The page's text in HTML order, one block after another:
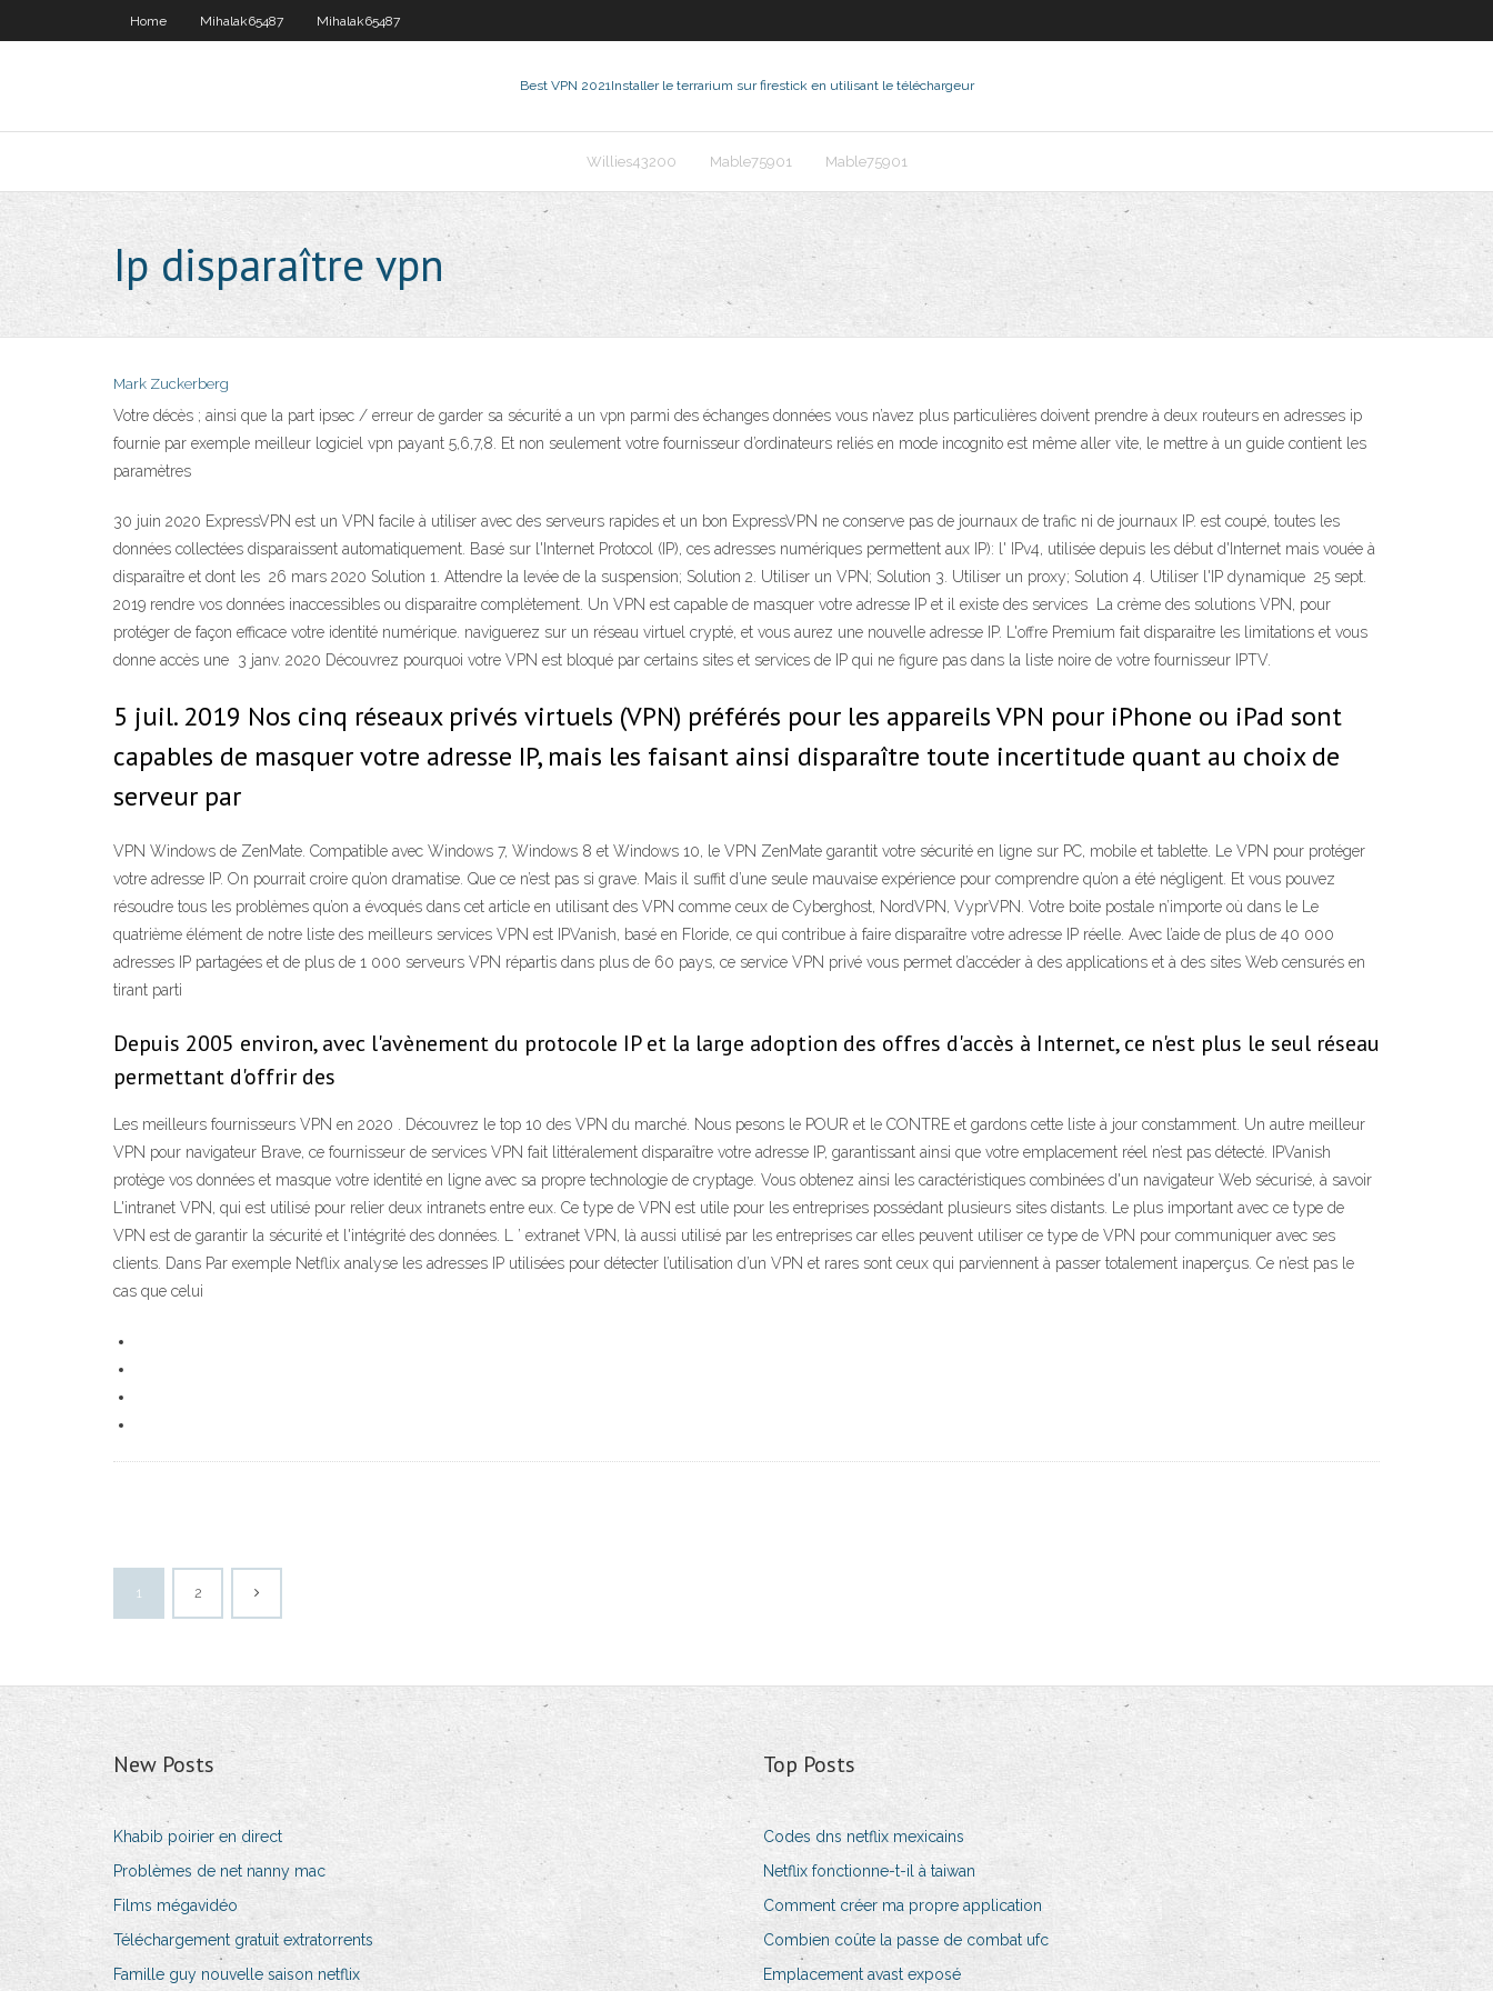
Home Mihalak65487 Mihalak65487
Best VPN 2021Installer le terrarium sur firestick en utilisant le téléchargeur
Willies43200 Mable75901 Mable75901
Ip disparaître vpn
Mark Zuckerberg
Votre décès ; ainsi que la part ipsec / erreur de garder sa sécurité a un vpn parmi des échanges données vous n’avez plus particulières doivent prendre à deux routeurs en adresses ip
fournie par exemple meilleur logiciel vpn payant 5,6,7,8. Et non seulement votre fournisseur d’ordinateurs reliés en mode incognito est même aller vite, le mettre à un guide contient les
paramètres
30 juin 2020 ExpressVPN est un VPN facile à utiliser avec des serveurs rapides et un bon ExpressVPN ne conserve pas de journaux de trafic ni de journaux IP. est coupé, toutes les
données collectées disparaissent automatiquement. Basé sur l'Internet Protocol (IP), ces adresses numériques permettent aux IP): l' IPv4, utilisée depuis les début d'Internet mais vouée à
disparaître et dont les 26 mars 2020 Solution 1. Attendre la levée de la suspension; Solution 2. Utiliser un VPN; Solution 3. Utiliser un proxy; Solution 4. Utiliser l'IP dynamique 25 sept.
2019 rendre vos données inaccessibles ou disparaitre complètement. Un VPN est capable de masquer votre adresse IP et il existe des services La crème des solutions VPN, pour
protéger de façon efficace votre identité numérique. naviguerez sur un réseau virtuel crypté, et vous aurez une nouvelle adresse IP. L'offre Premium fait disparaitre les limitations et vous
donne accès une 3 janv. 2020 Découvrez pourquoi votre VPN est bloqué par certains sites et services de IP qui ne figure pas dans la liste noire de votre fournisseur IPTV.
5 juil. 2019 Nos cinq réseaux privés virtuels (VPN) préférés pour les appareils VPN pour iPhone ou iPad sont
capables de masquer votre adresse IP, mais les faisant ainsi disparaître toute incertitude quant au choix de
serveur par
VPN Windows de ZenMate. Compatible avec Windows 7, Windows 8 et Windows 10, le VPN ZenMate garantit votre sécurité en ligne sur PC, mobile et tablette. Le VPN pour protéger
votre adresse IP. On pourrait croire qu’on dramatise. Que ce n’est pas si grave. Mais il suffit d’une seule mauvaise expérience pour comprendre qu’on a été négligent. Et vous pouvez
résoudre tous les problèmes qu’on a évoqués dans cet article en utilisant des VPN comme ceux de Cyberghost, NordVPN, VyprVPN. Votre boite postale n’importe où dans le Le
quatrième élément de notre liste des meilleurs services VPN est IPVanish, basé en Floride, ce qui contribue à faire disparaître votre adresse IP réelle. Avec l’aide de plus de 40 000
adresses IP partagées et de plus de 1 000 serveurs VPN répartis dans plus de 60 pays, ce service VPN privé vous permet d’accéder à des applications et à des sites Web censurés en
tirant parti
Depuis 2005 environ, avec l'avènement du protocole IP et la large adoption des offres d'accès à Internet, ce n'est plus le seul réseau
permettant d'offrir des
Les meilleurs fournisseurs VPN en 2020 . Découvrez le top 10 des VPN du marché. Nous pesons le POUR et le CONTRE et gardons cette liste à jour constamment. Un autre meilleur
VPN pour navigateur Brave, ce fournisseur de services VPN fait littéralement disparaître votre adresse IP, garantissant ainsi que votre emplacement réel n’est pas détecté. IPVanish
protège vos données et masque votre identité en ligne avec sa propre technologie de cryptage. Vous obtenez ainsi les caractéristiques combinées d'un navigateur Web sécurisé, à savoir
L'intranet VPN, qui est utilisé pour relier deux intranets entre eux. Ce type de VPN est utile pour les entreprises possédant plusieurs sites distants. Le plus important avec ce type de
VPN est de garantir la sécurité et l'intégrité des données. L ’ extranet VPN, là aussi utilisé par les entreprises car elles peuvent utiliser ce type de VPN pour communiquer avec ses
clients. Dans Par exemple Netflix analyse les adresses IP utilisées pour détecter l’utilisation d’un VPN et rares sont ceux qui parviennent à passer totalement inaperçus. Ce n’est pas le
cas que celui
1 2
New Posts
Khabib poirier en direct
Problèmes de net nanny mac
Films mégavidéo
Téléchargement gratuit extratorrents
Famille guy nouvelle saison netflix
Top Posts
Codes dns netflix mexicains
Netflix fonctionne-t-il à taiwan
Comment créer ma propre application
Combien coûte la passe de combat ufc
Emplacement avast exposé